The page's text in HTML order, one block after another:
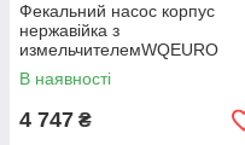
Фекальний насос корпус
нержавійка з
измельчителемWQEURO
DELTA WQS 2.5 + шланг 20
метрів
В наявності
4 747 ₴